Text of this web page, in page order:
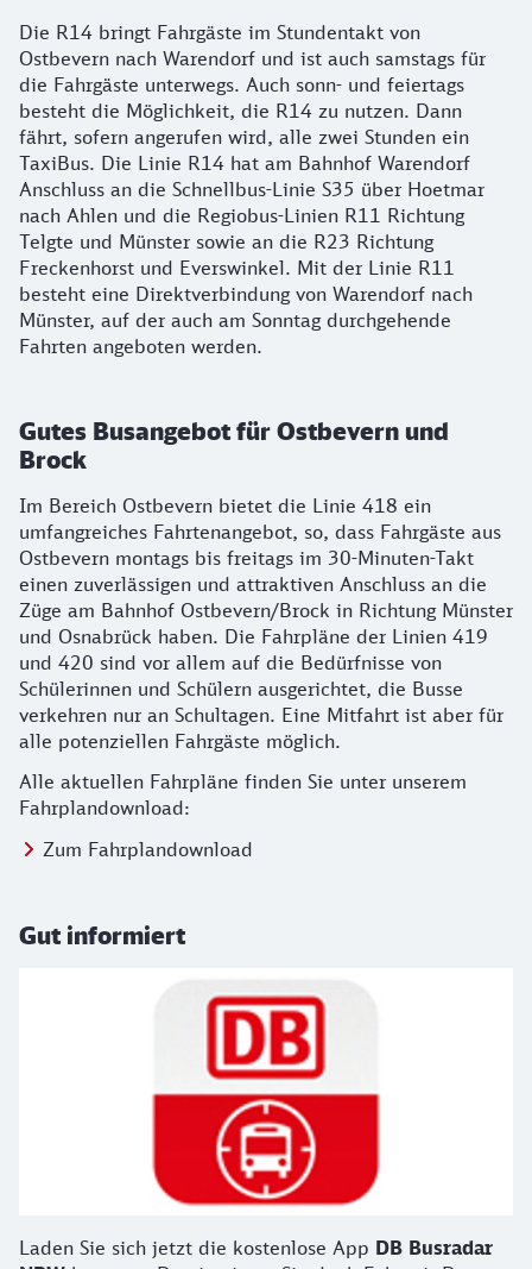
Die R14 bringt Fahrgäste im Stundentakt von
Ostbevern nach Warendorf und ist auch samstags für
die Fahrgäste unterwegs. Auch sonn- und feiertags
besteht die Möglichkeit, die R14 zu nutzen. Dann
fährt, sofern angerufen wird, alle zwei Stunden ein
TaxiBus. Die Linie R14 hat am Bahnhof Warendorf
Anschluss an die Schnellbus-Linie S35 über Hoetmar
nach Ahlen und die Regiobus-Linien R11 Richtung
Telgte und Münster sowie an die R23 Richtung
Freckenhorst und Everswinkel. Mit der Linie R11
besteht eine Direktverbindung von Warendorf nach
Münster, auf der auch am Sonntag durchgehende
Fahrten angeboten werden.
Gutes Busangebot für Ostbevern und
Brock
Im Bereich Ostbevern bietet die Linie 418 ein
umfangreiches Fahrtenangebot, so, dass Fahrgäste aus
Ostbevern montags bis freitags im 30-Minuten-Takt
einen zuverlässigen und attraktiven Anschluss an die
Züge am Bahnhof Ostbevern/Brock in Richtung Münster
und Osnabrück haben. Die Fahrpläne der Linien 419
und 420 sind vor allem auf die Bedürfnisse von
Schülerinnen und Schülern ausgerichtet, die Busse
verkehren nur an Schultagen. Eine Mitfahrt ist aber für
alle potenziellen Fahrgäste möglich.
Alle aktuellen Fahrpläne finden Sie unter unserem
Fahrplandownload:
Zum Fahrplandownload
Gut informiert
Laden Sie sich jetzt die kostenlose App DB Busradar